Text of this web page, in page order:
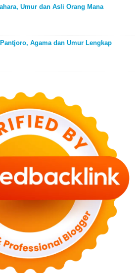
Umur dan Asli Orang Mana
Agama dan Umur Lengkap